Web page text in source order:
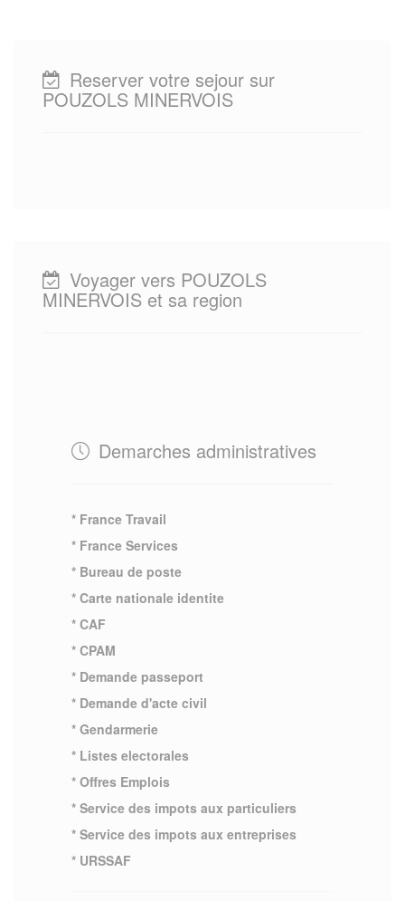
Reserver votre sejour sur
POUZOLS MINERVOIS
Voyager vers POUZOLS
MINERVOIS et sa region
Demarches administratives
* France Travail
* France Services
* Bureau de poste
* Carte nationale identite
* CAF
* CPAM
* Demande passeport
* Demande d'acte civil
* Gendarmerie
* Listes electorales
* Offres Emplois
* Service des impots aux particuliers
* Service des impots aux entreprises
* URSSAF